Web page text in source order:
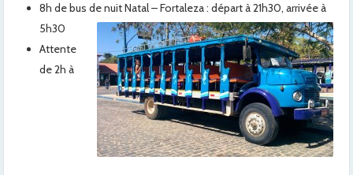
8h de bus de nuit Natal – Fortaleza : départ à 21h30, arrivée à
5h30
Attente
de 2h à